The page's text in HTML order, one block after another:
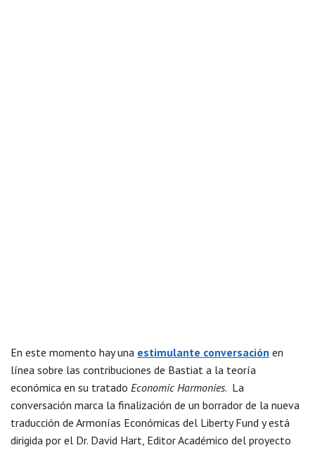
En este momento hay una estimulante conversación en
línea sobre las contribuciones de Bastiat a la teoría
económica en su tratado Economic Harmonies. La
conversación marca la finalización de un borrador de la nueva
traducción de Armonías Económicas del Liberty Fund y está
dirigida por el Dr. David Hart, Editor Académico del proyecto